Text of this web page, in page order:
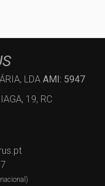
LDA AMI: 5947
19, RC